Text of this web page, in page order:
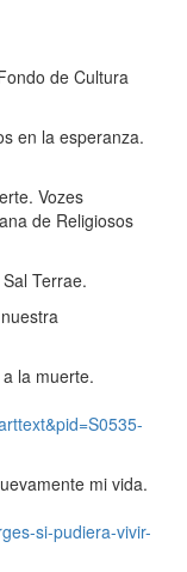
de Cultura
en la esperanza.
Vozes
de Religiosos
Terrae.
la muerte.
mi vida.
si-pudiera-vivir-